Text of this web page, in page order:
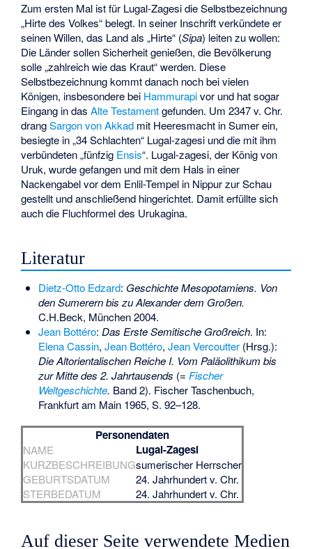
Zum ersten Mal ist für Lugal-Zagesi die Selbstbezeichnung
„Hirte des Volkes“ belegt. In seiner Inschrift verkündete er
seinen Willen, das Land als „Hirte“ (Sipa) leiten zu wollen:
Die Länder sollen Sicherheit genießen, die Bevölkerung
solle „zahlreich wie das Kraut“ werden. Diese
Selbstbezeichnung kommt danach noch bei vielen
Königen, insbesondere bei Hammurapivor und hat sogar
Eingang in dasAlte Testamentgefunden. Um 2347 v. Chr.
drangSargon von Akkad mit Heeresmacht in Sumer ein,
besiegte in „34 Schlachten“ Lugal-zagesi und die mit ihm
verbündeten „fünfzig Ensis“. Lugal-zagesi, der König von
Uruk, wurde gefangen und mit dem Hals in einer
Nackengabel vor dem Enlil-Tempel in Nippur zur Schau
gestellt und anschließend hingerichtet. Damit erfüllte sich
auch die Fluchformel des Urukagina.
Literatur
Dietz-Otto Edzard: Geschichte Mesopotamiens. Von
den Sumerern bis zu Alexander dem Großen.
C.H.Beck, München 2004.
Jean Bottéro: Das Erste Semitische Großreich. In:
Elena Cassin, Jean Bottéro, Jean Vercoutter(Hrsg.):
Die Altorientalischen Reiche I. Vom Paläolithikum bis
zur Mitte des 2. Jahrtausends (= Fischer
Weltgeschichte. Band 2). Fischer Taschenbuch,
Frankfurt am Main 1965, S. 92–128.
Personendaten
NAME Lugal-Zagesi
KURZBESCHREIBUNGsumerischer Herrscher
GEBURTSDATUM
24. Jahrhundert v. Chr.
STERBEDATUM
24. Jahrhundert v. Chr.
Auf dieser Seite verwendete Medien